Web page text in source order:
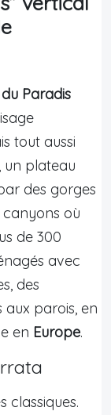
Paradis
tout aussi
un plateau
des gorges
canyons où
de 300
avec
des
aux parois, en
en Europe.
classiques.